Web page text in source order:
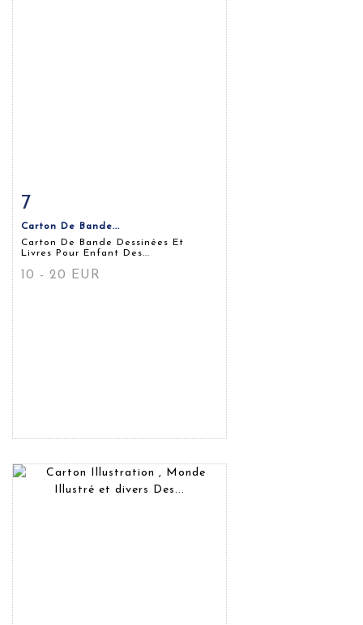
Fiche détaillée
7
Carton De Bande...
Carton De Bande Dessinées Et
Livres Pour Enfant Des...
10 - 20 EUR